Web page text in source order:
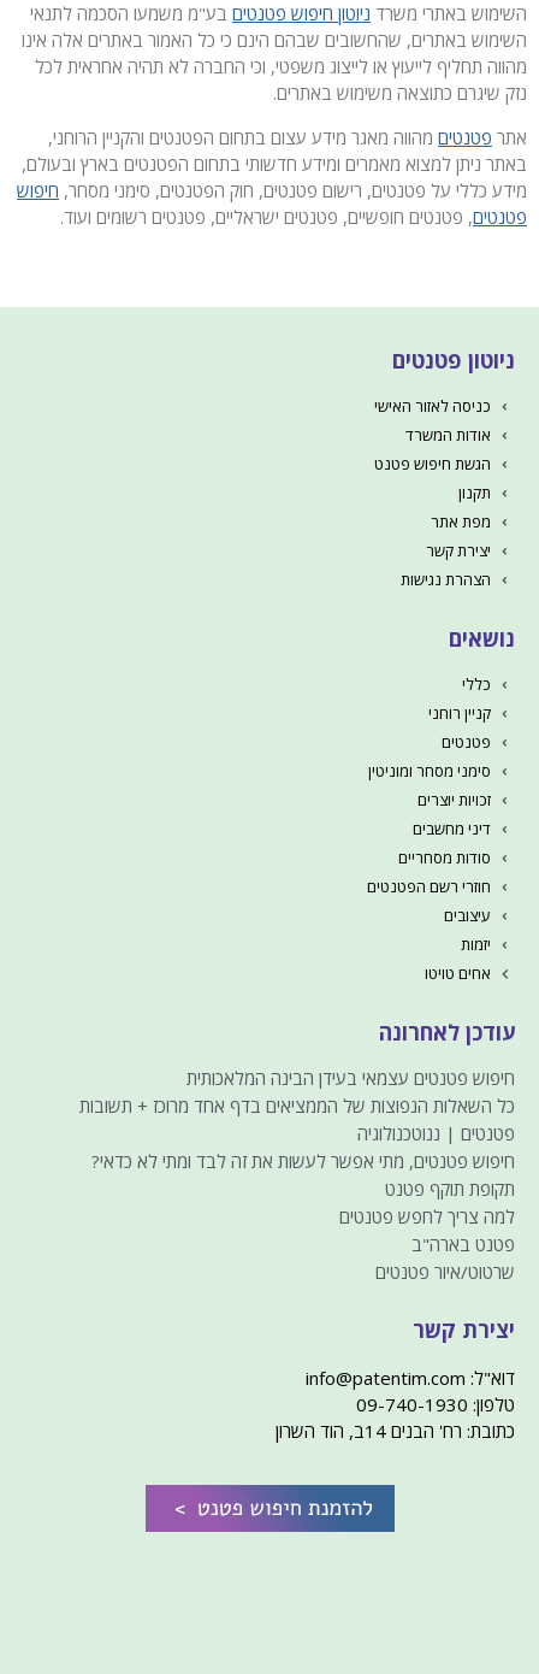
השימוש באתרי משרד ניוטון חיפוש פטנטים בע"מ משמעו הסכמה לתנאי
השימוש באתרים, שהחשובים שבהם הינם כי כל האמור באתרים אלה אינו
מהווה תחליף לייעוץ או לייצוג משפטי, וכי החברה לא תהיה אחראית לכל
נזק שיגרם כתוצאה משימוש באתרים.
אתר פטנטים מהווה מאגר מידע עצום בתחום הפטנטים והקניין הרוחני,
באתר ניתן למצוא מאמרים ומידע חדשותי בתחום הפטנטים בארץ ובעולם,
מידע כללי על פטנטים, רישום פטנטים, חוק הפטנטים, סימני מסחר, חיפוש
פטנטים, פטנטים חופשיים, פטנטים ישראליים, פטנטים רשומים ועוד.
ניוטון פטנטים
כניסה לאזור האישי
אודות המשרד
הגשת חיפוש פטנט
תקנון
מפת אתר
יצירת קשר
הצהרת נגישות
נושאים
כללי
קניין רוחני
פטנטים
סימני מסחר ומוניטין
זכויות יוצרים
דיני מחשבים
סודות מסחריים
חוזרי רשם הפטנטים
עיצובים
יזמות
אחים טויטו
עודכן לאחרונה
חיפוש פטנטים עצמאי בעידן הבינה המלאכותית
כל השאלות הנפוצות של הממציאים בדף אחד מרוכז + תשובות
פטנטים | ננוטכנולוגיה
חיפוש פטנטים, מתי אפשר לעשות את זה לבד ומתי לא כדאי?
תקופת תוקף פטנט
למה צריך לחפש פטנטים
פטנט בארה"ב
שרטוט/איור פטנטים
יצירת קשר
דוא"ל: info@patentim.com
טלפון: 09-740-1930
כתובת: רח' הבנים 14ב, הוד השרון